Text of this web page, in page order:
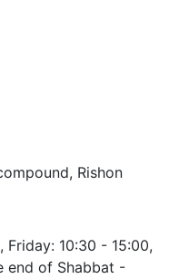
Rishon
Friday: 10:30 - 15:00,
end of Shabbat -